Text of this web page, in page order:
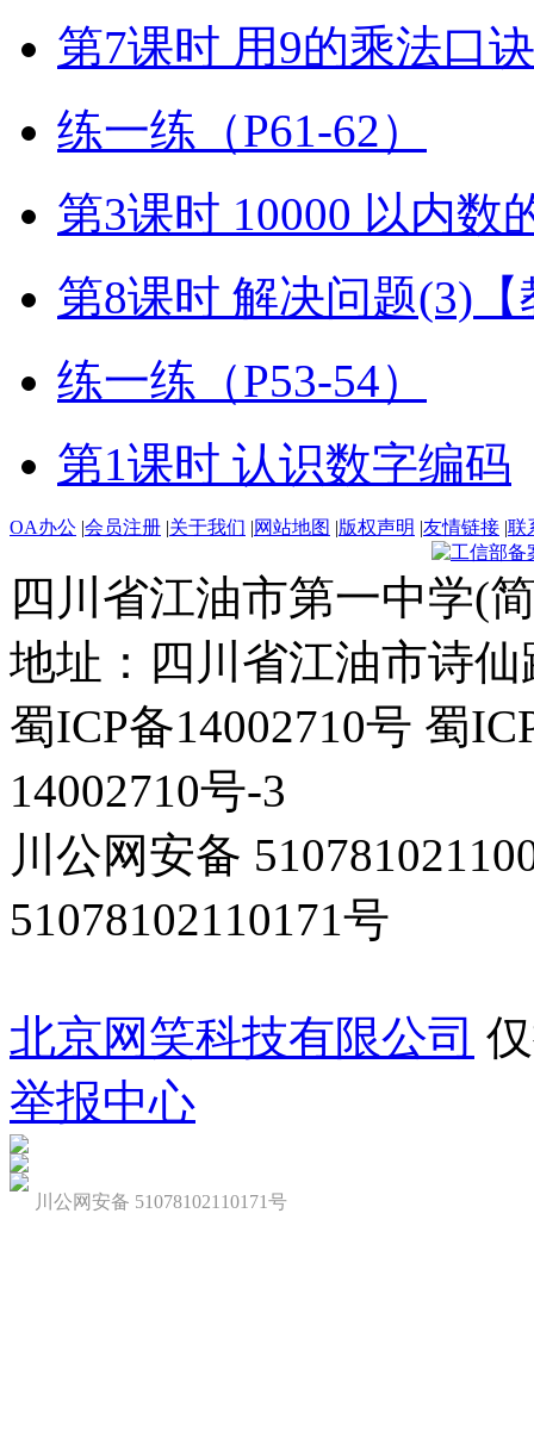
第7课时 用9的乘法口
练一练（P61-62）
第3课时 10000 以内数
第8课时 解决问题(3)
练一练（P53-54）
第1课时 认识数字编码
OA办公 |会员注册 |关于我们 |网站地图 |版权声明 |友情链接 |联
四川省江油市第一中学(
地址：四川省江油市诗仙
蜀ICP备14002710号 蜀
14002710号-3
川公网安备
51078102110171号
北京网笑科技有限公司
举报中心
川公网安备 51078102110171号